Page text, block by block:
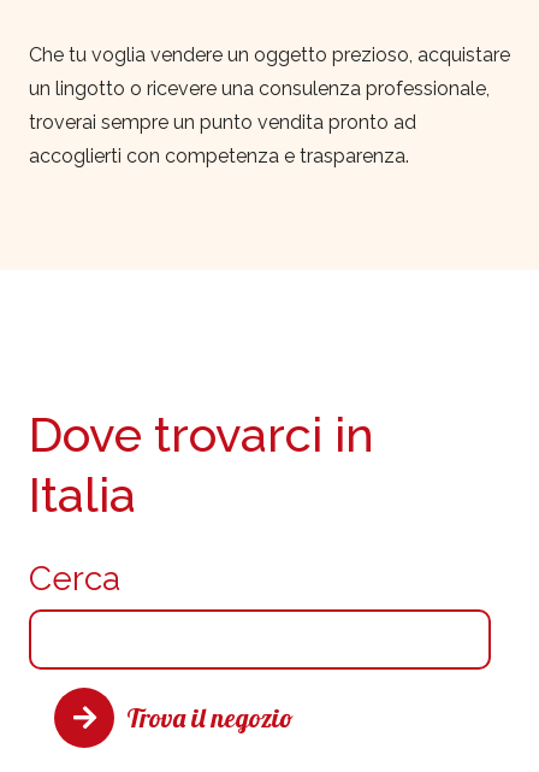
Che tu voglia vendere un oggetto prezioso, acquistare
un lingotto o ricevere una consulenza professionale,
troverai sempre un punto vendita pronto ad
accoglierti con competenza e trasparenza.
Cerca
Trova il negozio
Dove trovarci in
Italia